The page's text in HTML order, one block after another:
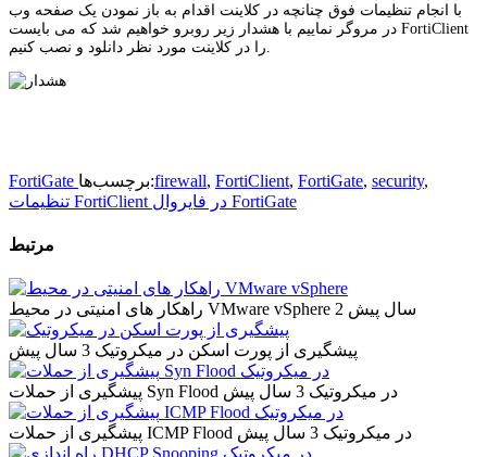
با انجام تنظیمات فوق چنانچه در کلاینت اقدام به باز نمودن یک صفحه وب
در مروگر نماییم با هشدار زیر روبرو خواهیم شد که می بایست FortiClient
FortiGate برچسب‌ها:firewall, FortiClient, FortiGate, security,
تنظیمات FortiClient در فایروال FortiGate
مرتبط
راهکار های امنیتی در محیط VMware vSphere 2 سال پیش
پیشگیری از پورت اسکن در میکروتیک 3 سال پیش
پیشگیری از حملات Syn Flood در میکروتیک 3 سال پیش
پیشگیری از حملات ICMP Flood در میکروتیک 3 سال پیش